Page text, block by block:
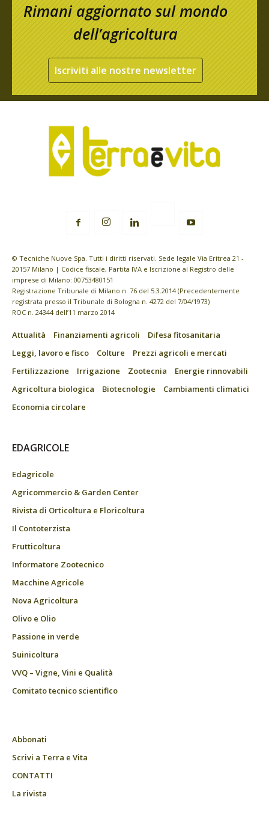
Rimani aggiornato sul mondo
dell’agricoltura
Iscriviti alle nostre newsletter
© Tecniche Nuove Spa. Tutti i diritti riservati. Sede legale Via Eritrea 21 -
20157 Milano | Codice fiscale, Partita IVA e Iscrizione al Registro delle
imprese di Milano: 00753480151
Registrazione Tribunale di Milano n. 76 del 5.3.2014 (Precedentemente
registrata presso il Tribunale di Bologna n. 4272 del 7/04/1973)
ROC n. 24344 dell’11 marzo 2014
Attualità Finanziamenti agricoli
Difesa fitosanitaria
Leggi, lavoro e fisco
Colture
Prezzi agricoli e mercati
Fertilizzazione
Irrigazione Zootecnia
Energie rinnovabili
Agricoltura biologica
Biotecnologie
Cambiamenti climatici
Economia circolare
EDAGRICOLE
Edagricole
Agricommercio & Garden Center
Rivista di Orticoltura e Floricoltura
Il Contoterzista
Frutticoltura
Informatore Zootecnico
Macchine Agricole
Nova Agricoltura
Olivo e Olio
Passione in verde
Suinicoltura
VVQ – Vigne, Vini e Qualità
Comitato tecnico scientifico
Abbonati
Scrivi a Terra e Vita
CONTATTI
La rivista